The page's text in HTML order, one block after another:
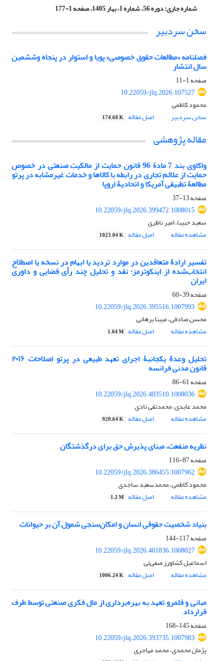
شماره جاری:دوره 56، شماره 1، بهار 1405، صفحه 1-177
سخن سردبیر
فصلنامه «مطالعات حقوق خصوصی» پویا و استوار در پنجاه وششمین
سال انتشار
صفحه1-11
10.22059/jlq.2026.107527
محمود کاظمی
سخن سردبیر
اصل مقاله 174.68 K
مقاله پژوهشی
واکاوی بند 7 مادة 96 قانون حمایت از مالکیت صنعتی در خصوص
حمایت از علائم تجاری در رابطه با کالاها و خدمات غیرمشابه در پرتو
مطالعۀ تطبیقی آمریکا و اتحادیۀ اروپا
صفحه13-37
10.22059/jlq.2026.399472.1008015
سعید حبیبا، امیر ناظری
مشاهده مقاله
اصل مقاله 1023.04 K
تفسیر ارادۀ متعاقدین در موارد تردید یا ابهام در نسخه یا اصطلاح
انتخاب‌شده از اینکوترمز؛ نقد و تحلیل چند رأی قضایی و داوری
ایران
صفحه39-60
10.22059/jlq.2026.395516.1007993
محسن صادقی، مبینا برهانی
مشاهده مقاله
اصل مقاله 1.04 M
تحلیل وعدۀ یکجانبۀ اجرای تعهد طبیعی در پرتو اصلاحات ۲۰۱۶
قانون مدنی فرانسه
صفحه61-86
10.22059/jlq.2026.403510.1008036
محمد عابدی، محمدتقی نادی
مشاهده مقاله
اصل مقاله 920.64 K
نظریه منفعت، مبنای ‌پذیرش‌ حق برای درگذشتگان
صفحه87-116
10.22059/jlq.2026.386455.1007962
محمود کاظمی، محمدسعید ساجدی
مشاهده مقاله
اصل مقاله 1.2 M
بنیاد شخصیت حقوقی انسان و امکان‌سنجی شمول آن بر حیوانات
صفحه117-144
10.22059/jlq.2026.401836.1008027
اسماعیل کشاورز صفی‌ئی
مشاهده مقاله
اصل مقاله 1006.24 K
مبانی و قلمرو تعهد به بهره‌برداری از مال فکری صنعتی توسط طرف
قرارداد
صفحه145-168
10.22059/jlq.2026.393735.1007983
پژمان محمدی، محمد مهاجری